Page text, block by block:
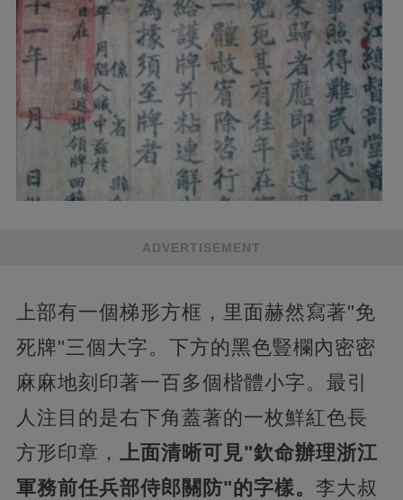
ADVERTISEMENT
上部有一個梯形方框，里面赫然寫著"免
死牌"三個大字。下方的黑色豎欄內密密
麻麻地刻印著一百多個楷體小字。最引
人注目的是右下角蓋著的一枚鮮紅色長
方形印章， 上面清晰可見"欽命辦理浙江
軍務前任兵部侍郎關防"的字樣。 李大叔